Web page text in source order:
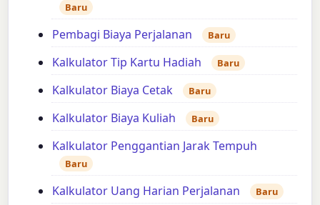
Baru
Pembagi Biaya Perjalanan Baru
Kalkulator Tip Kartu Hadiah Baru
Kalkulator Biaya Cetak Baru
Kalkulator Biaya Kuliah Baru
Kalkulator Penggantian Jarak Tempuh
Baru
Kalkulator Uang Harian Perjalanan Baru